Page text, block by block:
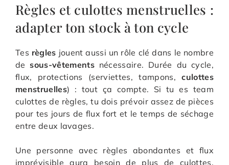
Règles et culottes menstruelles :
adapter ton stock à ton cycle
Tes règles jouent aussi un rôle clé dans le nombre
desous-vêtementsnécessaire. Durée du cycle,
flux, protections (serviettes, tampons,culottes
menstruelles) : tout ça compte. Si tu es team
culottes de règles, tu dois prévoir assez de pièces
pour tes jours de flux fort et le temps de séchage
entre deux lavages.
Une personne avec règles abondantes et flux
imprévisible aura besoin de plus de culottes,